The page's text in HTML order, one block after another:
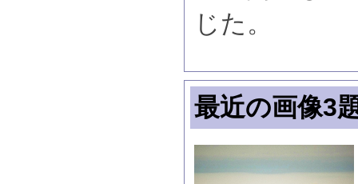
じた。
最近の画像3